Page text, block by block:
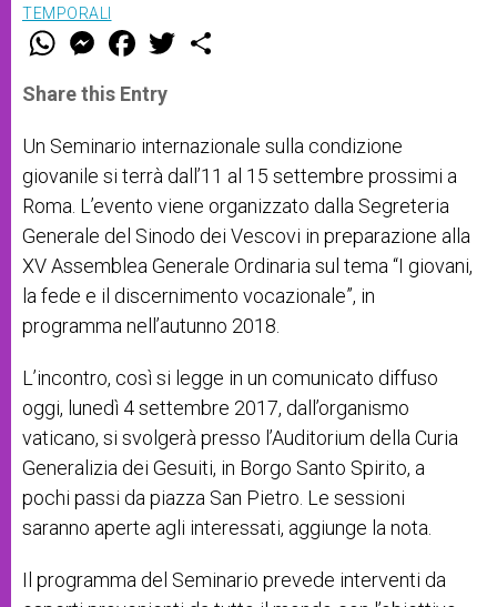
TEMPORALI
W
t
s
p
p
M
e
s
e
g
e
r
F
a
e
b
o
k
w
r
Share this Entry
Un Seminario internazionale sulla condizione
giovanile si terrà dall’11 al 15 settembre prossimi a
Roma. L’evento viene organizzato dalla Segreteria
Generale del Sinodo dei Vescovi in preparazione alla
XV Assemblea Generale Ordinaria sul tema “I giovani,
la fede e il discernimento vocazionale”, in
programma nell’autunno 2018.
L’incontro, così si legge in un comunicato diffuso
oggi, lunedì 4 settembre 2017, dall’organismo
vaticano, si svolgerà presso l’Auditorium della Curia
Generalizia dei Gesuiti, in Borgo Santo Spirito, a
pochi passi da piazza San Pietro. Le sessioni
saranno aperte agli interessati, aggiunge la nota.
Il programma del Seminario prevede interventi da